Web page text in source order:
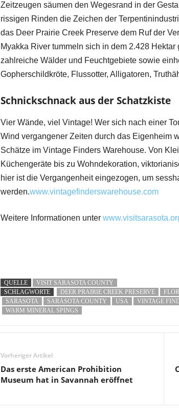
Zeitzeugen säumen den Wegesrand in der
rissigen Rinden die Zeichen der
das Deer Prairie Creek Preserve dem Ruf der
Myakka River tummeln sich in dem 2.428
zahlreiche Wälder und Feuchtgebiete sowie
Gopherschildkröte, Flussotter, Alligatoren,
Schnickschnack aus der Schatzkiste
Vier Wände, viel Vintage! Wer sich nach einer
Wind vergangener Zeiten durch das Eigenheim
Schätze im Vintage Finders Warehouse. Von
Küchengeräte bis zu Wohndekoration,
hier ist die Vergangenheit eingezogen, um
werden.www.vintagefinderswarehouse.com
Weitere Informationen unter
QUELLE
VISIT SARASOTA COUNTY
SCHLAGWORTE
DEER PRAIRIE CREEK PRESERVE
SARASOTA
SARASOTA COUNTY USA VINTAGE
WARM MINERAL SPINGS
Vorheriger Artikel
Das erste American Prohibition
Museum hat in Savannah eröffnet